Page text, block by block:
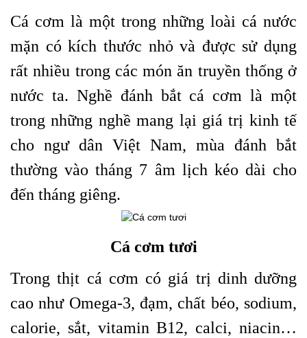
Cá cơm là một trong những loài cá nước
mặn có kích thước nhỏ và được sử dụng
rất nhiều trong các món ăn truyền thống ở
nước ta. Nghề đánh bắt cá cơm là một
trong những nghề mang lại giá trị kinh tế
cho ngư dân Việt Nam, mùa đánh bắt
thường vào tháng 7 âm lịch kéo dài cho
đến tháng giêng.
Cá cơm tươi
Trong thịt cá cơm có giá trị dinh dưỡng
cao như Omega-3, đạm, chất béo, sodium,
calorie, sắt, vitamin B12, calci, niacin…